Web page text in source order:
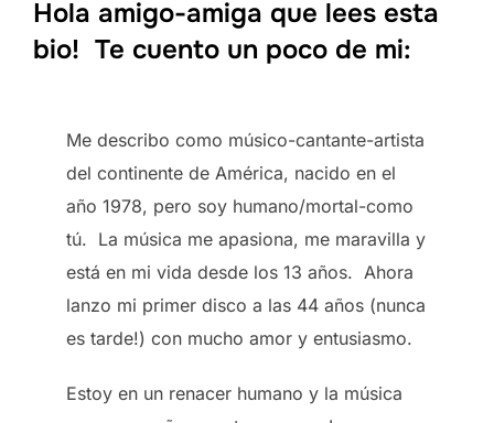
Hola amigo-amiga que lees esta
bio! Te cuento un poco de mi:
Me describo como músico-cantante-artista
del continente de América, nacido en el
año 1978, pero soy humano/mortal-como
tú. La música me apasiona, me maravilla y
está en mi vida desde los 13 años. Ahora
lanzo mi primer disco a las 44 años (nunca
es tarde!) con mucho amor y entusiasmo.
Estoy en un renacer humano y la música